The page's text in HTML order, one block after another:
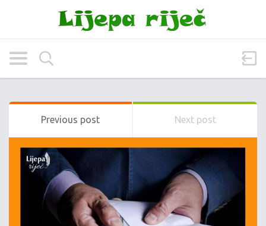
Previous post Next post